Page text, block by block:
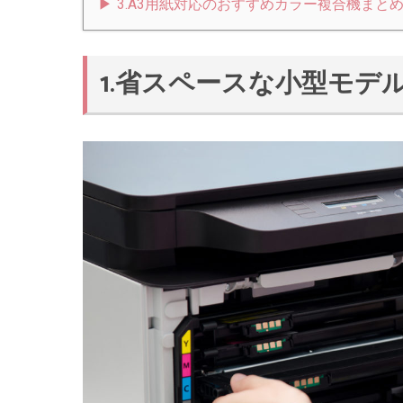
3.A3用紙対応のおすすめカラー複合機まとめ
1.省スペースな小型モデ